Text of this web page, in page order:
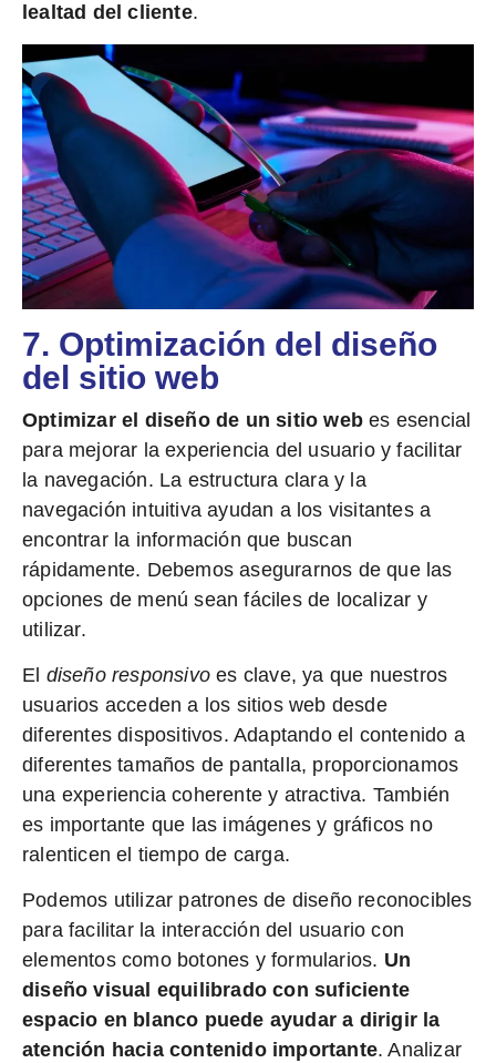
lealtad del cliente.
7. Optimización del diseño
del sitio web
Optimizar el diseño de un sitio web es esencial
para mejorar la experiencia del usuario y facilitar
la navegación. La estructura clara y la
navegación intuitiva ayudan a los visitantes a
encontrar la información que buscan
rápidamente. Debemos asegurarnos de que las
opciones de menú sean fáciles de localizar y
utilizar.
El diseño responsivo es clave, ya que nuestros
usuarios acceden a los sitios web desde
diferentes dispositivos. Adaptando el contenido a
diferentes tamaños de pantalla, proporcionamos
una experiencia coherente y atractiva. También
es importante que las imágenes y gráficos no
ralenticen el tiempo de carga.
Podemos utilizar patrones de diseño reconocibles
para facilitar la interacción del usuario con
elementos como botones y formularios. Un
diseño visual equilibrado con suficiente
espacio en blanco puede ayudar a dirigir la
atención hacia contenido importante. Analizar